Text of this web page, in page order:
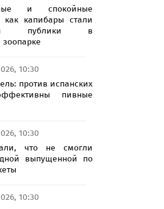
и спокойные
как капибары стали
публики в
10:30
против испанских
пивные
10:30
что не смогли
выпущенной по
10:30